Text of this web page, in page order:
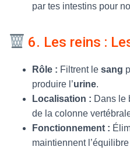
par tes intestins pour
6. Les reins :
Rôle : Filtrent le sang
produire l’urine.
Localisation : Dans le
de la colonne
Fonctionnement :
maintiennent